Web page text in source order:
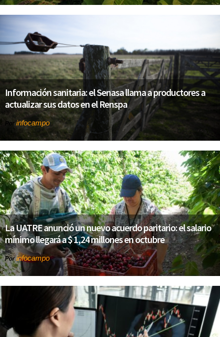
Información sanitaria: el Senasa llama a productores a
actualizar sus datos en el Renspa
Por infocampo
La UATRE anunció un nuevo acuerdo paritario: el salario
mínimo llegará a $ 1,24 millones en octubre
Porinfocampo